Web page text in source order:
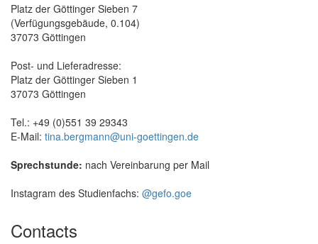
Platz der Göttinger Sieben 7
(Verfügungsgebäude, 0.104)
37073 Göttingen
Post- und Lieferadresse:
Platz der Göttinger Sieben 1
37073 Göttingen
Tel.: +49 (0)551 39 29343
E-Mail: tina.bergmann@uni-goettingen.de
Sprechstunde: nach Vereinbarung per Mail
Instagram des Studienfachs: @gefo.goe
Contacts